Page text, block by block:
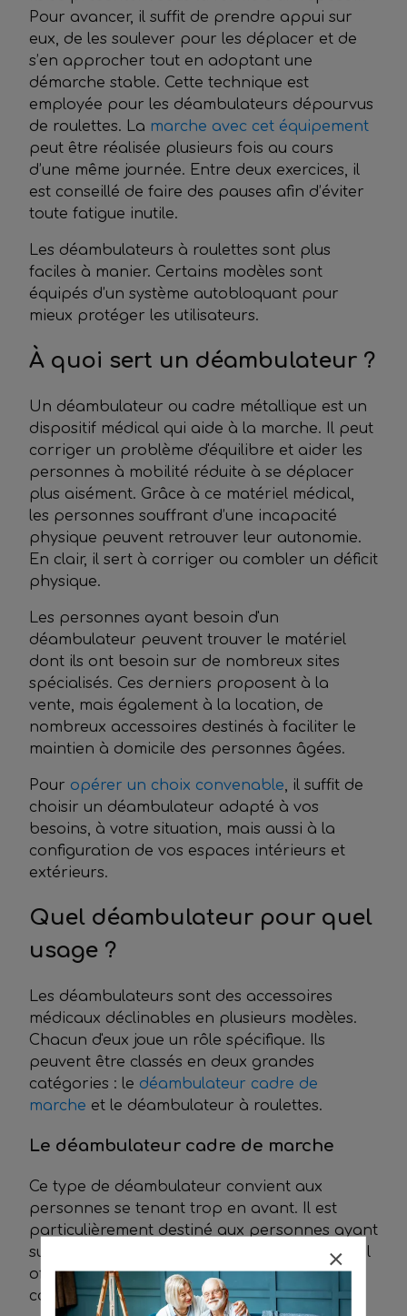
Pour avancer, il suffit de prendre appui sur
eux, de les soulever pour les déplacer et de
s’en approcher tout en adoptant une
démarche stable. Cette technique est
employée pour les déambulateurs dépourvus
de roulettes. La marche avec cet équipement
peut être réalisée plusieurs fois au cours
d’une même journée. Entre deux exercices, il
est conseillé de faire des pauses afin d’éviter
toute fatigue inutile.
Les déambulateurs à roulettes sont plus
faciles à manier. Certains modèles sont
équipés d’un système autobloquant pour
mieux protéger les utilisateurs.
À quoi sert un déambulateur ?
Un déambulateur ou cadre métallique est un
dispositif médical qui aide à la marche. Il peut
corriger un problème d'équilibre et aider les
personnes à mobilité réduite à se déplacer
plus aisément. Grâce à ce matériel médical,
les personnes souffrant d’une incapacité
physique peuvent retrouver leur autonomie.
En clair, il sert à corriger ou combler un déficit
physique.
Les personnes ayant besoin d'un
déambulateur peuvent trouver le matériel
dont ils ont besoin sur de nombreux sites
spécialisés. Ces derniers proposent à la
vente, mais également à la location, de
nombreux accessoires destinés à faciliter le
maintien à domicile des personnes âgées.
Pour opérer un choix convenable, il suffit de
choisir un déambulateur adapté à vos
besoins, à votre situation, mais aussi à la
configuration de vos espaces intérieurs et
extérieurs.
Quel déambulateur pour quel
usage ?
Les déambulateurs sont des accessoires
médicaux déclinables en plusieurs modèles.
Chacun d'eux joue un rôle spécifique. Ils
peuvent être classés en deux grandes
catégories : le déambulateur cadre de
marche et le déambulateur à roulettes.
Le déambulateur cadre de marche
Ce type de déambulateur convient aux
personnes se tenant trop en avant. Il est
particulièrement destiné aux personnes ayant
subi une opération des membres inférieurs. Il
offre à ces dernières un soutien optimal et
corrigé au fil du temps leur déséquilibre.